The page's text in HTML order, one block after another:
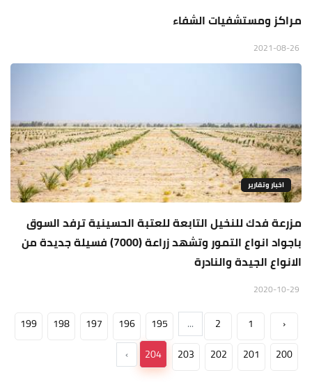
مراكز ومستشفيات الشفاء
اخبار وتقارير
مزرعة فدك للنخيل التابعة للعتبة الحسينية ترفد السوق
باجواد انواع التمور وتشهد زراعة (7000) فسيلة جديدة من
الانواع الجيدة والنادرة
‹
1
2
...
195
196
197
198
199
200
201
202
203
204
›